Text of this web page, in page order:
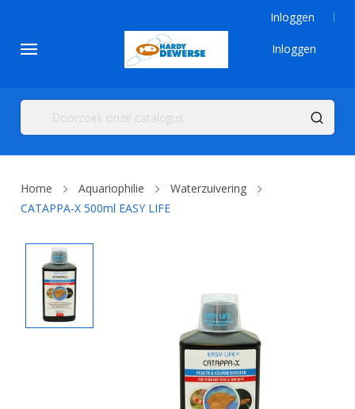
Inloggen
Inloggen
Home Aquariophilie
Waterzuivering
CATAPPA-X 500ml EASY LIFE